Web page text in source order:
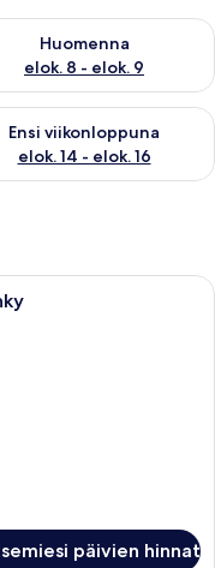
8
Huomenna
elok. 8 - elok. 9
huomisen saatavuus
7 - elok. 9
Ensi viikonloppuna
elok. 14 - elok. 16
ensi viikonlopun
jossa on suuri sänky,
päivien hinnat